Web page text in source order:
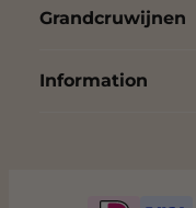
Grandcruwijnen
Information